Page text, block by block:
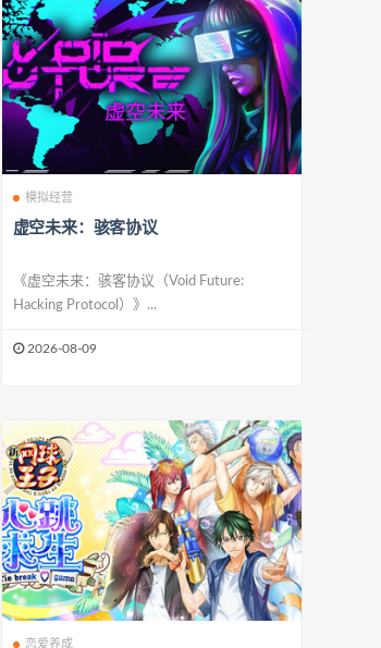
模拟经营
虚空未来：骇客协议
《虚空未来：骇客协议（Void Future:
Hacking Protocol）》...
2026-08-09
恋爱养成